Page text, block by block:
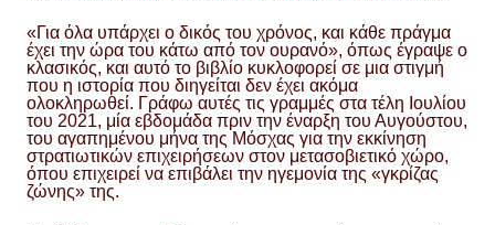
«Για όλα υπάρχει ο δικός του χρόνος, και κάθε πράγμα
έχει την ώρα του κάτω από τον ουρανό», όπως έγραψε ο
κλασικός, και αυτό το βιβλίο κυκλοφορεί σε μια στιγμή
που η ιστορία που διηγείται δεν έχει ακόμα
ολοκληρωθεί. Γράφω αυτές τις γραμμές στα τέλη Ιουλίου
του 2021, μία εβδομάδα πριν την έναρξη του Αυγούστου,
του αγαπημένου μήνα της Μόσχας για την εκκίνηση
στρατιωτικών επιχειρήσεων στον μετασοβιετικό χώρο,
όπου επιχειρεί να επιβάλει την ηγεμονία της «γκρίζας
ζώνης» της.